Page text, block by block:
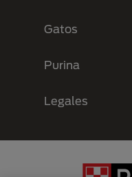
Gatos
Purina
Legales